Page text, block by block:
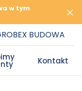
w tym
BUDOWA
Kontakt